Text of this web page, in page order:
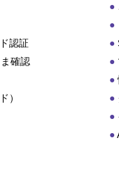
認証
確認
）